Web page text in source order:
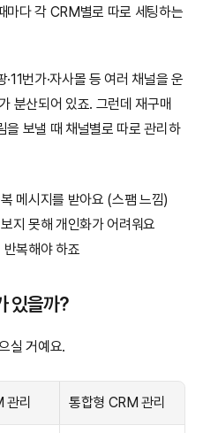
마다 각 CRM별로 따로 세팅하는
번가·자사몰 등 여러 채널을 운
분산되어 있죠. 그런데 재구매
을 보낼 때 채널별로 따로 관리하
메시지를 받아요 (스팸 느낌)
지 못해 개인화가 어려워요
복해야 하죠
있을까?
실 거예요.
관리 통합형 CRM 관리